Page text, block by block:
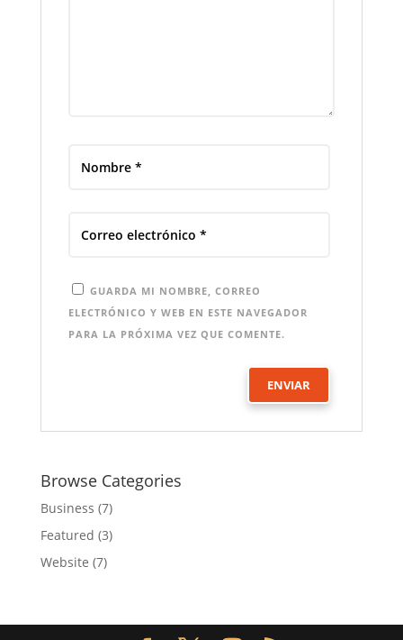
GUARDA MI NOMBRE, CORREO
ELECTRÓNICO Y WEB EN ESTE NAVEGADOR
PARA LA PRÓXIMA VEZ QUE COMENTE.
Browse Categories
Business (7)
Featured (3)
Website (7)